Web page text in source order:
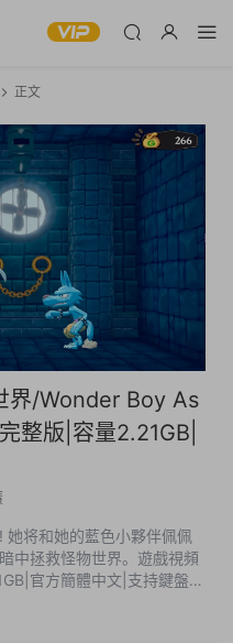
正文
界/Wonder Boy As
整版|容量2.21GB|
她将和她的藍色小夥伴佩佩
中拯救怪物世界。遊戲視頻
官方簡體中文|支持鍵盤.